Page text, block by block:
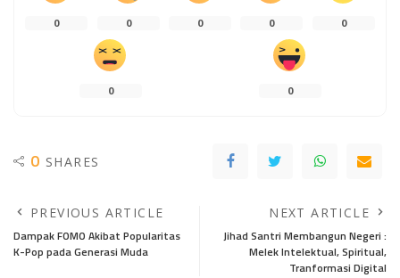
0 0 0 0 0
0 0
0 SHARES
PREVIOUS ARTICLE
Dampak FOMO Akibat Popularitas
K-Pop pada Generasi Muda
NEXT ARTICLE
Jihad Santri Membangun Negeri :
Melek Intelektual, Spiritual,
Tranformasi Digital